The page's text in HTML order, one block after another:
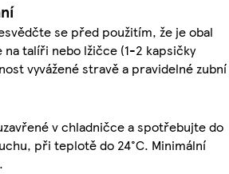
se před použitím, že je obal
na talíři nebo lžičce (1-2 kapsičky
vyvážené stravě a pravidelné zubní
v chladničce a spotřebujte do
při teplotě do 24°C. Minimální